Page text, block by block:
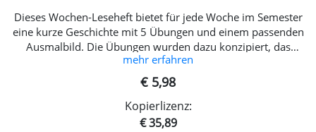
Dieses Wochen-Leseheft bietet für jede Woche im Semester
eine kurze Geschichte mit 5 Übungen und einem passenden
Ausmalbild. Die Übungen wurden dazu konzipiert, das
sinnerfassende Lesen bei den Kindern zu fördern. Auch
logische Denkaufgaben finden sich in diesem Lernhelfer.
NEU in dieser Ausgabe: 8 Seiten mehr 20 Wochen: lineare
und nicht-lineare Lesetexte, EXTRA Schreibanlässe, EXTRA
Übungen für die Leseflüssigkeit, Anleitung für PädagogInnen
mehr erfahren
€ 5,98
Kopierlizenz:
€ 35,89